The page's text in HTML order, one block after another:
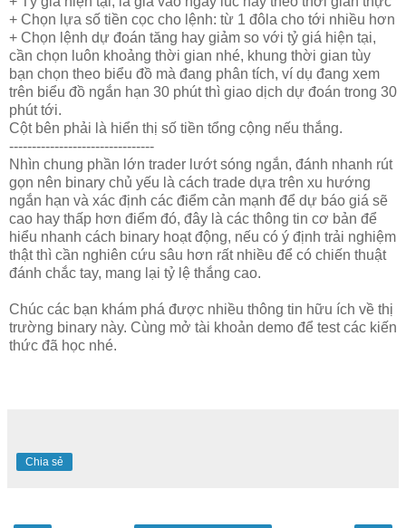
+ Chọn lựa số tiền cọc cho lệnh: từ 1 đôla cho tới nhiều hơn
+ Chọn lệnh dự đoán tăng hay giảm so với tỷ giá hiện tại,
cần chọn luôn khoảng thời gian nhé, khung thời gian tùy
bạn chọn theo biểu đồ mà đang phân tích, ví dụ đang xem
trên biểu đồ ngắn hạn 30 phút thì giao dịch dự đoán trong 30
phút tới.
Cột bên phải là hiển thị số tiền tổng cộng nếu thắng.
--------------------------------
Nhìn chung phần lớn trader lướt sóng ngắn, đánh nhanh rút
gọn nên binary chủ yếu là cách trade dựa trên xu hướng
ngắn hạn và xác định các điểm cản mạnh để dự báo giá sẽ
cao hay thấp hơn điểm đó, đây là các thông tin cơ bản để
hiểu nhanh cách binary hoạt động, nếu có ý định trải nghiệm
thật thì cần nghiên cứu sâu hơn rất nhiều để có chiến thuật
đánh chắc tay, mang lại tỷ lệ thắng cao.
Chúc các bạn khám phá được nhiều thông tin hữu ích về thị
trường binary này. Cùng mở tài khoản demo để test các kiến
thức đã học nhé.
Chia sẻ